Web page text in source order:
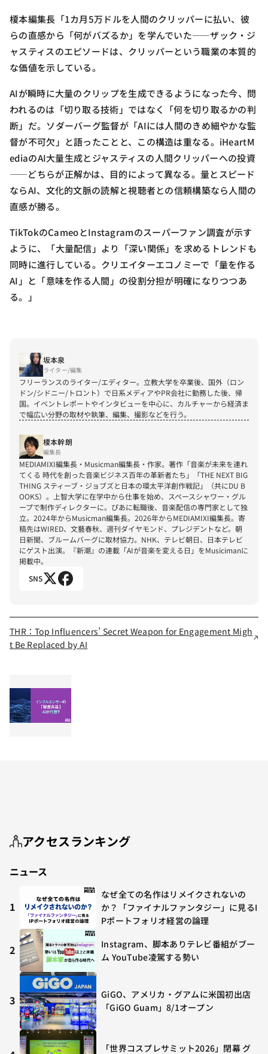
榎本編集長「1カ月5万ドルを人間のクリッパーに払い、彼
らの直感から「何がバズるか」を学んでいた——ザック・ジ
ャスティスのエピソードは、クリッパーという職業の本質的
な価値を示している。
AIが瞬時に大量のクリップを生成できるようになった今、問
われるのは「切り取る技術」ではなく「何を切り取るかの判
断」だ。ソダーバーグ監督が「AIには人間のきめ細やかな監
督が不可欠」と語ったことと、この構造は重なる。iHeartM
ediaのAI大量生成とジャスティスの人間クリッパーへの投資
——どちらが正解かは、目的によって異なる。量とスピード
ならAI、文化的文脈の読解と視聴者との信頼構築なら人間の
直感が勝る。
TikTokのCameoとInstagramのスーパーファン調査が示す
ように、「大量配信」より「深い関係」を求めるトレンドも
同時に進行している。クリエイターエコノミーで「量を作る
AI」と「意味を作る人間」の役割分担が明確になりつつあ
る。」
坂本泉
ライター/編集
フリーランスのライター/エディター。立教大学を卒業後、国外（ロン
ドン/シドニー/トロント）で日系メディアやPR会社に勤務した後、帰
国。イベントレポートやインタビューを中心に、カルチャーから経済ま
で幅広い分野の取材や執筆、編集、撮影などを行う。
榎本幹朗
編集長
MEDIAMIXI編集長・Musicman編集長・作家。著作「音楽が未来を連れ
てくる 時代を創った音楽ビジネス百年の革新者たち」「THE NEXT BIG
THING スティーブ・ジョブズと日本の環太平洋創作戦記」（共にDU B
OOKS）。上智大学に在学中から仕事を始め、スペースシャワー・グル
ープで制作ディレクターに。ぴあに転職後、音楽配信の専門家として独
立。2024年からMusicman編集長。2026年からMEDIAMIXI編集長。寄
稿先はWIRED、文藝春秋、週刊ダイヤモンド、プレジデントなど。朝
日新聞、ブルームバーグに取材協力。NHK、テレビ朝日、日本テレビ
にゲスト出演。『新潮』の連載「AIが音楽を変える日」をMusicimanに
掲載中。
SNS
THR：Top Influencers’ Secret Weapon for Engagement Migh
t Be Replaced by AI
アクセスランキング
ニュース
1
なぜ全ての名作はリメイクされないの
か？「ファイナルファンタジー」に見るI
Pポートフォリオ経営の論理
2
Instagram、脚本ありテレビ番組がブー
ム YouTube凌駕する勢い
3
GiGO、アメリカ・グアムに米国初出店
「GiGO Guam」8/1オープン
「世界コスプレサミット2026」閉幕 グ